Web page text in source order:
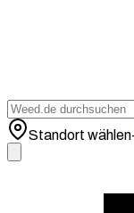
Standort wählen